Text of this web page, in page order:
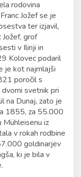
rodovina
Jožef se je
ter izjavil,
grof
v Iliriji in
Kolovec podaril
je kot najmlajši
poročil s
svetnik pri
na Dunaj, zato je
1855, za 55.000
Mühleisenu iz
v rokah rodbine
goldinarjev
ki je bila v